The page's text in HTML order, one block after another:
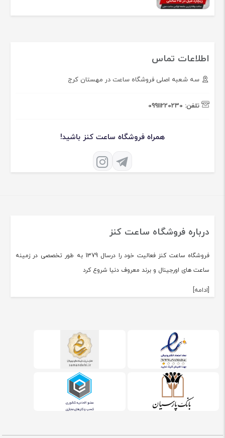
اطلاعات تماس
سه شعبه اصلی فروشگاه ساعت در مهستان کرج
تلفن: 09911220230
همراه فروشگاه ساعت کنز باشید!
درباره فروشگاه ساعت کنز
فروشگاه ساعت کنز فعالیت خود را درسال 1379 به طور تخصصی در زمینه
ساعت های اورجینال و برند معروف دنیا شروع کرد
[ادامه]